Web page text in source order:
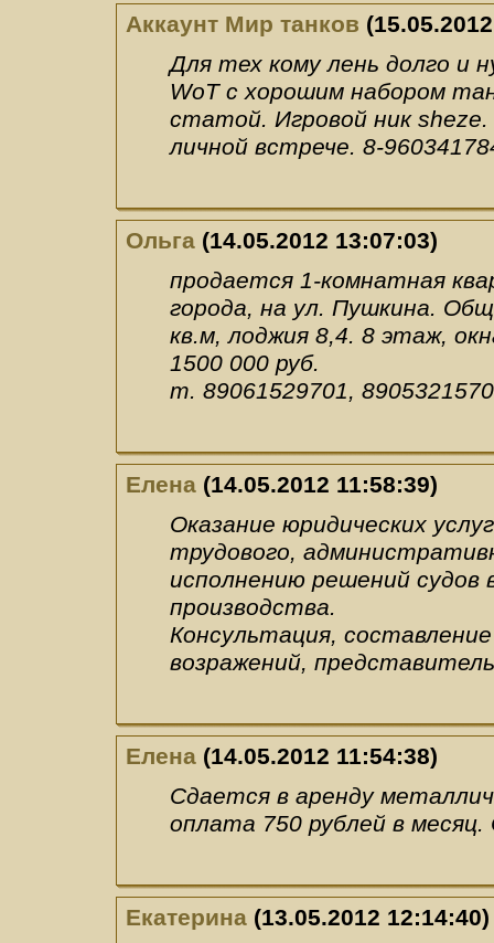
Аккаунт Мир танков
Для тех кому лень долго и
WoT с хорошим набором
статой. Игровой ник sheze.
личной встрече. 8-
Ольга (14.05.2012 13:07:03)
продается 1-комнатная
города, на ул. Пушкина.
кв.м, лоджия 8,4. 8 этаж,
1500 000 руб.
т. 89061529701,
Елена (14.05.2012 11:58:39)
Оказание юридических
трудового,
исполнению решений судов
производства.
Консультация,
возражений,
Елена (14.05.2012 11:54:38)
Сдается в аренду
оплата 750 рублей в
Екатерина (13.05.2012 12:14:40)